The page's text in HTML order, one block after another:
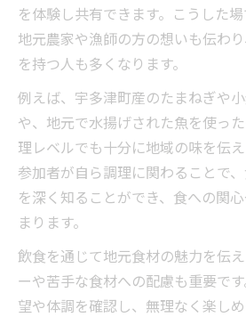
を体験し共有できます。こうした
地元農家や漁師の方の想いも伝わ
を持つ人も多くなります。
例えば、宇多津町産のたまねぎや
や、地元で水揚げされた魚を使っ
理レベルでも十分に地域の味を伝え
参加者が自ら調理に関わることで
を深く知ることができ、食への関
まります。
飲食を通じて地元食材の魅力を伝
ーや苦手な食材への配慮も重要で
望や体調を確認し、無理なく楽し